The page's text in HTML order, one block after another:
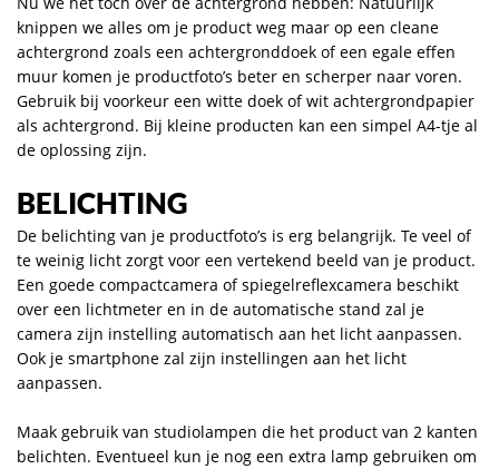
knippen we alles om je product weg maar op een cleane
achtergrond zoals een achtergronddoek of een egale effen
muur komen je productfoto’s beter en scherper naar voren.
Gebruik bij voorkeur een witte doek of wit achtergrondpapier
als achtergrond. Bij kleine producten kan een simpel A4-tje al
de oplossing zijn.
BELICHTING
De belichting van je productfoto’s is erg belangrijk. Te veel of
te weinig licht zorgt voor een vertekend beeld van je product.
Een goede compactcamera of spiegelreflexcamera beschikt
over een lichtmeter en in de automatische stand zal je
camera zijn instelling automatisch aan het licht aanpassen.
Ook je smartphone zal zijn instellingen aan het licht
aanpassen.
Maak gebruik van studiolampen die het product van 2 kanten
belichten. Eventueel kun je nog een extra lamp gebruiken om